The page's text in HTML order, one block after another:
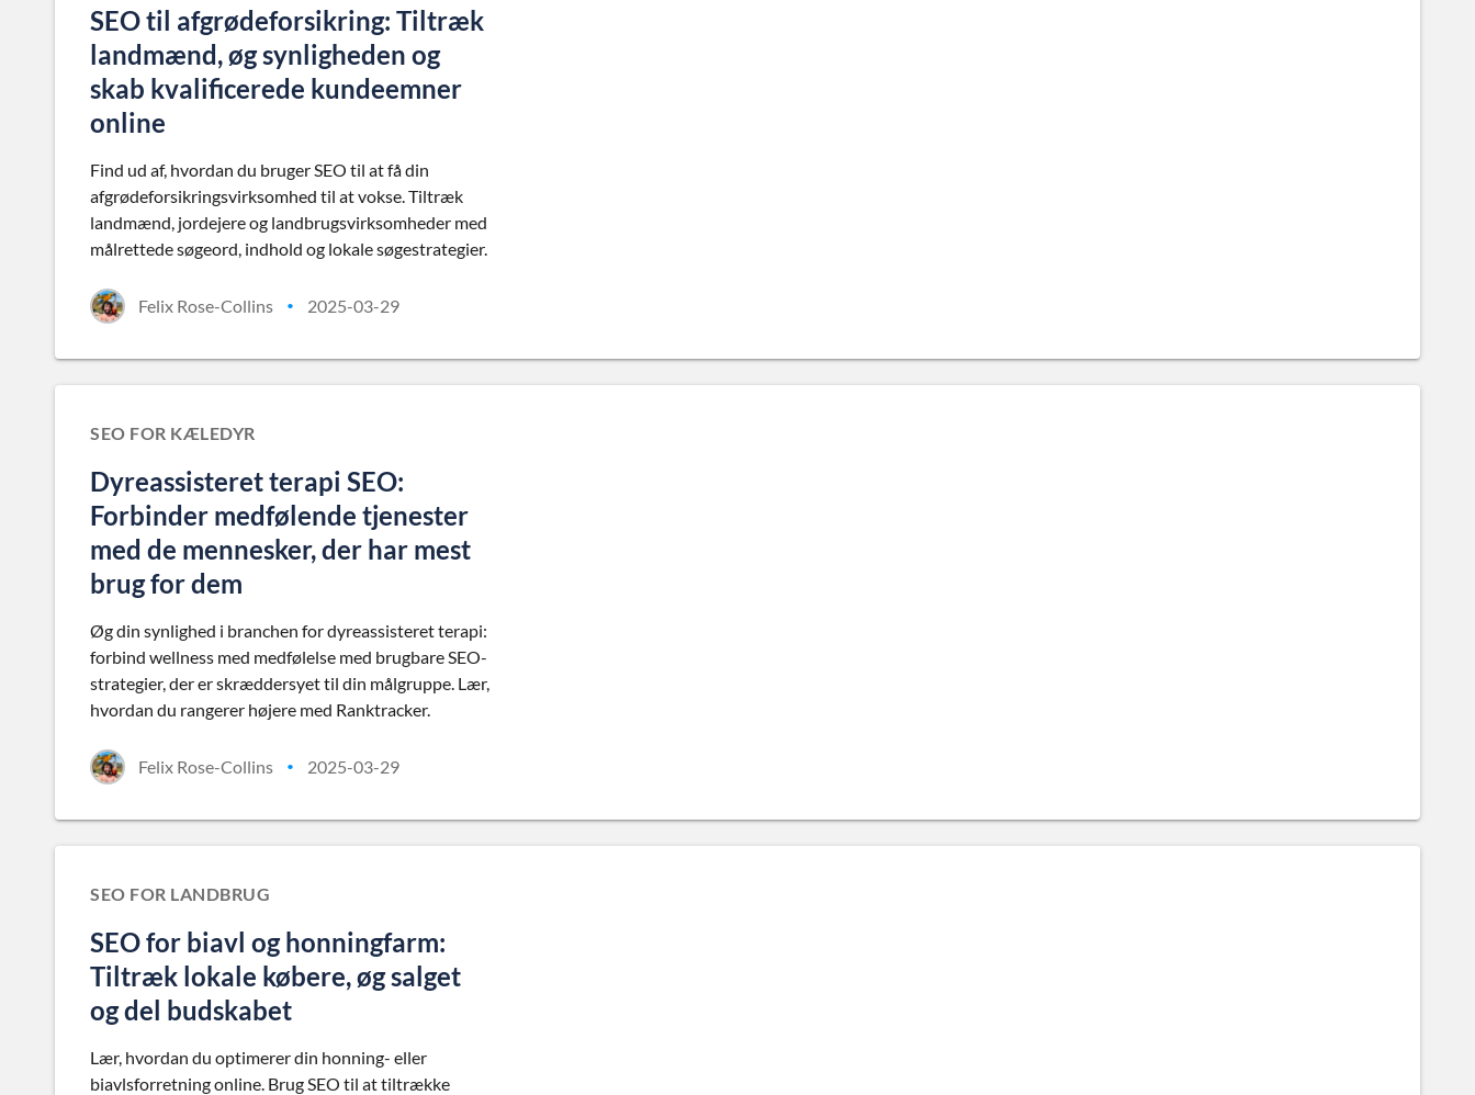
SEO til afgrødeforsikring: Tiltræk
landmænd, øg synligheden og
skab kvalificerede kundeemner
online
Find ud af, hvordan du bruger SEO til at få din
afgrødeforsikringsvirksomhed til at vokse. Tiltræk
landmænd, jordejere og landbrugsvirksomheder med
målrettede søgeord, indhold og lokale søgestrategier.
Felix Rose-Collins • 2025-03-29
SEO FOR KÆLEDYR
Dyreassisteret terapi SEO:
Forbinder medfølende tjenester
med de mennesker, der har mest
brug for dem
Øg din synlighed i branchen for dyreassisteret terapi:
forbind wellness med medfølelse med brugbare SEO-
strategier, der er skræddersyet til din målgruppe. Lær,
hvordan du rangerer højere med Ranktracker.
Felix Rose-Collins • 2025-03-29
SEO FOR LANDBRUG
SEO for biavl og honningfarm:
Tiltræk lokale købere, øg salget
og del budskabet
Lær, hvordan du optimerer din honning- eller
biavlsforretning online. Brug SEO til at tiltrække